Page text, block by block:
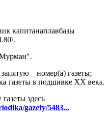
капитанаплавбазы
– номер(а) газеты;
газеты в подшивке ХХ века.
здесь
gazety/5483...